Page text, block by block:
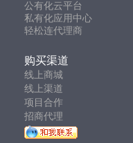
公有化云平台
私有化应用中心
轻松连代理商
购买渠道
线上商城
线上渠道
项目合作
招商代理